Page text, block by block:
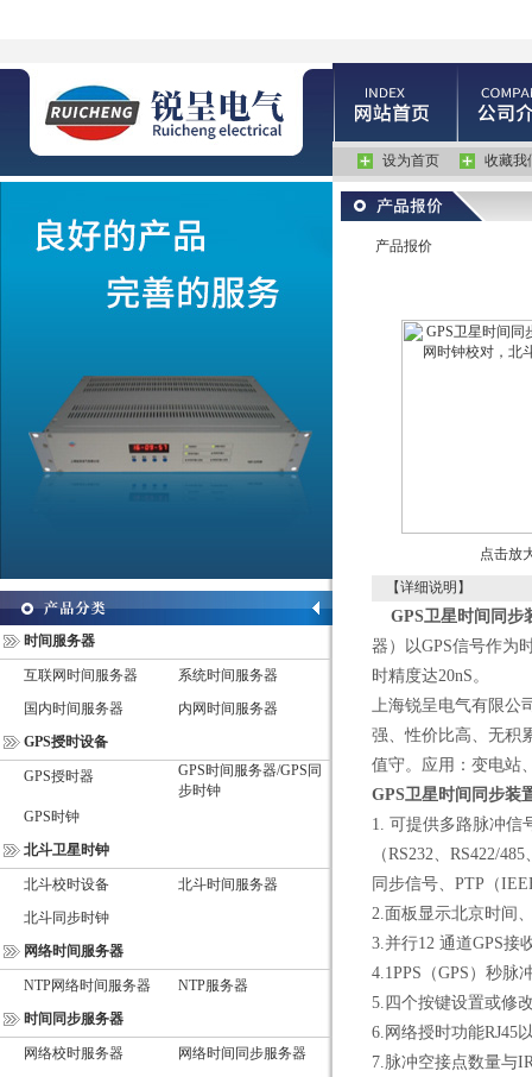
设为首页 收藏我
时间服务器
互联网时间服务器
系统时间服务器
国内时间服务器
内网时间服务器
GPS授时设备
GPS授时器
GPS时间服务器/GPS同
步时钟
GPS时钟
北斗卫星时钟
北斗校时设备
北斗时间服务器
北斗同步时钟
网络时间服务器
NTP网络时间服务器
NTP服务器
时间同步服务器
网络校时服务器
网络时间同步服务器
产品报价
点击放
【详细说明】
GPS卫星时间同步
器 ）以GPS信号作为
时精度达20nS。
上海锐呈电气有限公
强、性价比高、无积
值守。 应用 ： 变电站
GPS卫星时间同步装
1. 可提供多路脉冲信
（RS232、RS422/
同步信号、PTP（
2.面板显示北京时间
3.并行12 通道GPS接
4.1PPS（GPS）秒
5.四个按键设置或修
6. 网络授时功能RJ45
7.脉冲空接点数量与